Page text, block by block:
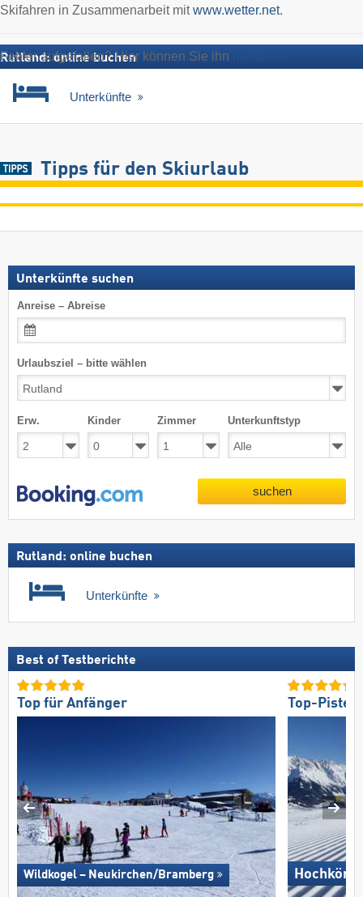
Skifahren in Zusammenarbeit mitwww.wetter.net.
Fehler aufgefallen? Hier können Sie ihn
Rutland: online buchen
Unterkünfte
Tipps für den Skiurlaub
Unterkünfte suchen
Anreise – Abreise
Urlaubsziel – bitte wählen
Erw. Kinder Zimmer Unterkunftstyp
suchen
Rutland: online buchen
Unterkünfte
Best of Testberichte
Top für Anfänger
Wildkogel – Neukirchen/​Bramberg
Top-
Hochkönig